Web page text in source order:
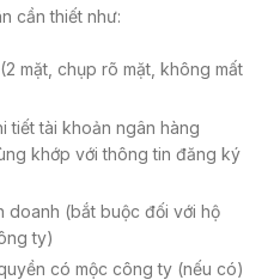
cần thiết như:
mặt, chụp rõ mặt, không mất
tiết tài khoản ngân hàng
khớp với thông tin đăng ký
doanh (bắt buộc đối với hộ
ty)
có mộc công ty (nếu có)